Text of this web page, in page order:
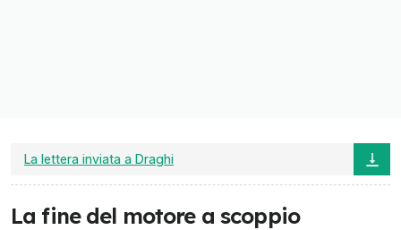
La lettera inviata a Draghi
La fine del motore a scoppio